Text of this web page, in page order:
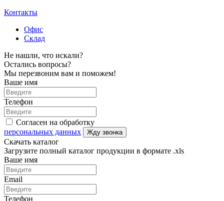
Контакты
Офис
Склад
Не нашли, что искали?
Остались вопросы?
Мы перезвоним вам и поможем!
Ваше имя
Телефон
Согласен на обработку
персональных данных
Жду звонка
Скачать каталог
Загрузите полный каталог продукции в формате .xls
Ваше имя
Email
Телефон